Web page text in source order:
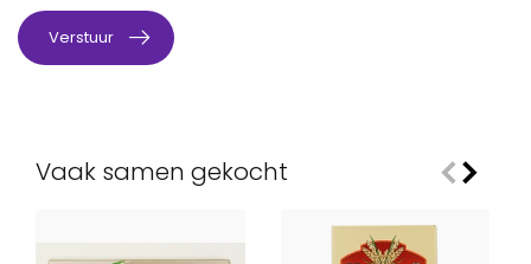
Verstuur
Vaak samen gekocht